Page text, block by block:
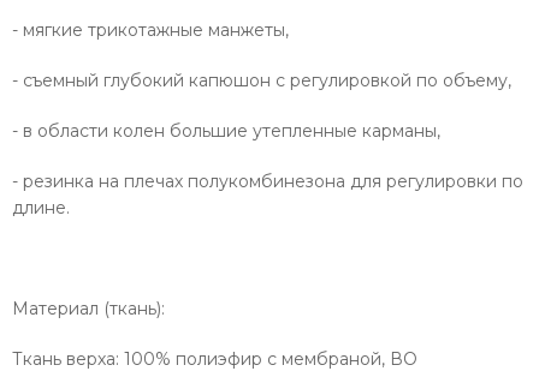
- мягкие трикотажные манжеты,
- съемный глубокий капюшон с регулировкой по объему,
- в области колен большие утепленные карманы,
- резинка на плечах полукомбинезона для регулировки по
длине.
Материал (ткань):
Ткань верха: 100% полиэфир с мембраной, ВО